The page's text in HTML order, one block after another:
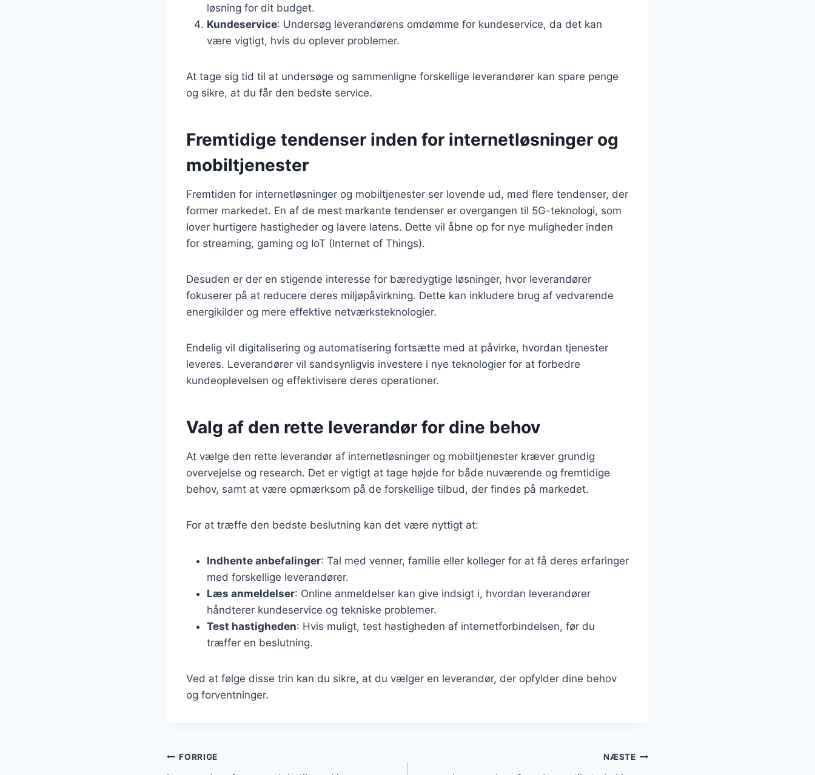
løsning for dit budget.
Kundeservice: Undersøg leverandørens omdømme for kundeservice, da det kan
være vigtigt, hvis du oplever problemer.
At tage sig tid til at undersøge og sammenligne forskellige leverandører kan spare penge
og sikre, at du får den bedste service.
Fremtidige tendenser inden for internetløsninger og
mobiltjenester
Fremtiden for internetløsninger og mobiltjenester ser lovende ud, med flere tendenser, der
former markedet. En af de mest markante tendenser er overgangen til 5G-teknologi, som
lover hurtigere hastigheder og lavere latens. Dette vil åbne op for nye muligheder inden
for streaming, gaming og IoT (Internet of Things).
Desuden er der en stigende interesse for bæredygtige løsninger, hvor leverandører
fokuserer på at reducere deres miljøpåvirkning. Dette kan inkludere brug af vedvarende
energikilder og mere effektive netværksteknologier.
Endelig vil digitalisering og automatisering fortsætte med at påvirke, hvordan tjenester
leveres. Leverandører vil sandsynligvis investere i nye teknologier for at forbedre
kundeoplevelsen og effektivisere deres operationer.
Valg af den rette leverandør for dine behov
At vælge den rette leverandør af internetløsninger og mobiltjenester kræver grundig
overvejelse og research. Det er vigtigt at tage højde for både nuværende og fremtidige
behov, samt at være opmærksom på de forskellige tilbud, der findes på markedet.
For at træffe den bedste beslutning kan det være nyttigt at:
Indhente anbefalinger: Tal med venner, familie eller kolleger for at få deres erfaringer
med forskellige leverandører.
Læs anmeldelser: Online anmeldelser kan give indsigt i, hvordan leverandører
håndterer kundeservice og tekniske problemer.
Test hastigheden: Hvis muligt, test hastigheden af internetforbindelsen, før du
træffer en beslutning.
Ved at følge disse trin kan du sikre, at du vælger en leverandør, der opfylder dine behov
og forventninger.
Indlægsnavigation
FORRIGE NÆSTE